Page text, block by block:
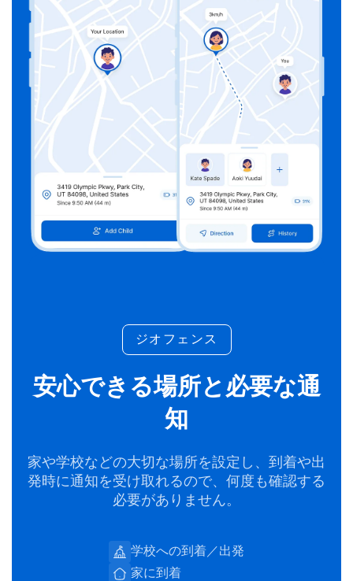
ジオフェンス
安心できる場所と必要な通
知
家や学校などの大切な場所を設定し、到着や出
発時に通知を受け取れるので、何度も確認する
必要がありません。
学校への到着／出発
家に到着